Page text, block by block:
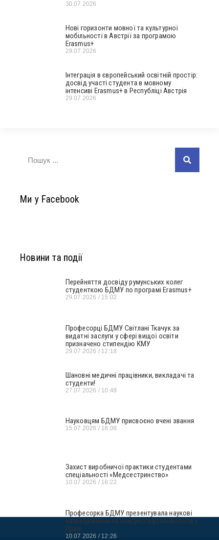
30.07.2026
Нові горизонти мовної та культурної
мобільності в Австрії за програмою
Erasmus+
29.07.2026
Інтеграція в європейський освітній простір:
досвід участі студента в мовному
інтенсиві Erasmus+ в Республіці Австрія
29.07.2026
Ми у Facebook
Новини та події
Перейняття досвіду румунських колег
студенткою БДМУ по програмі Erasmus+
29.07.2026 15:02
Професорці БДМУ Світлані Ткачук за
видатні заслуги у сфері вищої освіти
призначено стипендію КМУ
29.07.2026 12:18
Шановні медичні працівники, викладачі та
студенти!
27.07.2026 10:48
Науковцям БДМУ присвоєно вчені звання
15.07.2026 16:06
Захист виробничої практики студентами
спеціальності «Медсестринство»
10.07.2026 16:22
Професорка БДМУ презентувала наукові
напрацювання на конгресі офтальмологів у
Празі
10.07.2026 12:26